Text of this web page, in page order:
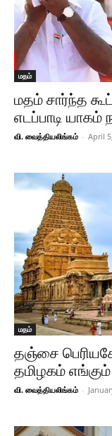
மதம்
மதம் சார்ந்த
எடப்பாடி
வி. வைத்தியலிங்கம் - April
மதம்
தஞ்சை
தமிழகம் எங்கும்
வி. வைத்தியலிங்கம் -